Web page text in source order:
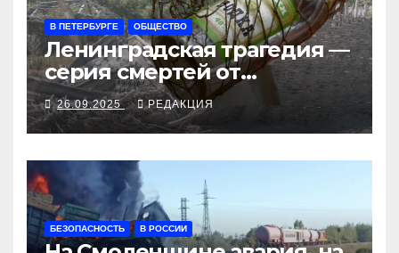
В ПЕТЕРБУРГЕ ОБЩЕСТВО
Ленинградская трагедия —
серия смертей от
алкосуррогата
26.09.2025 РЕДАКЦИЯ
БЕЗОПАСНОСТЬ В РОССИИ